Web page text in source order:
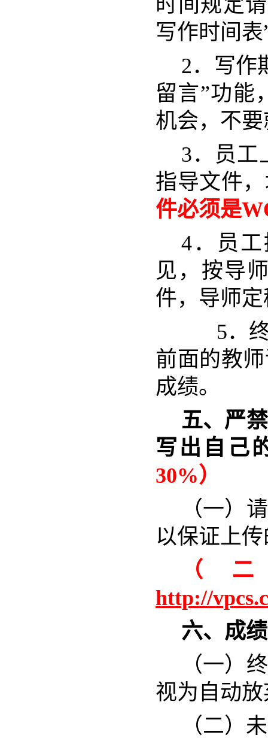
时间规定
写作时间表
2．写作
留言”功能
机会，不
3．员工
指导文件
件必须是
4．员
见，按导
件，导师
5．
前面的教
成绩。
五、严
写出自己
30%）
（一）
以保证上
（
http://
六、成
（一）
视为自动
（二）